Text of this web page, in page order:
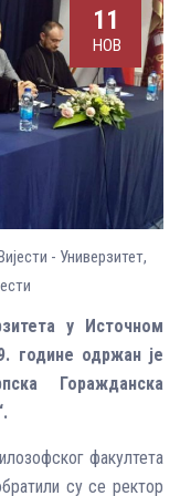
11
НОВ
- Универзитет,
у Источном
године одржан је
Горажданска
факултета
су се ректор